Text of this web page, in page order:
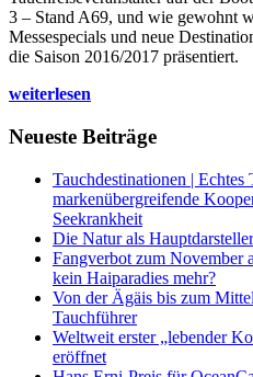
3 – Stand A69, und wie gewohnt
Messespecials und neue
die Saison 2016/2017 präsentiert.
weiterlesen
Neueste Beiträge
Tauchdestinationen | Echtes
markenübergreifende
Seekrankheit
Die Natur als Hauptdarsteller
Fangverbot zum November
kein Haiparadies mehr?
Von der Ägäis bis zum
Tauchführer
Weltweit erster „lebender
eröffnet